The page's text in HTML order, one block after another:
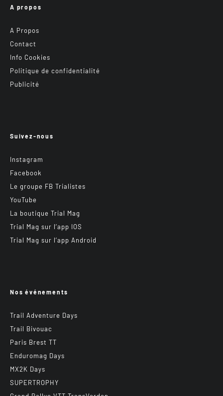
A propos
A Propos
Contact
Info Cookies
Politique de confidentialité
Publicité
Suivez-nous
Instagram
Facebook
Le groupe FB Trialistes
YouTube
La boutique Trial Mag
Trial Mag sur l’app IOS
Trial Mag sur l’app Android
Nos événements
Trail Adventure Days
Trail Bivouac
Paris Brest TT
Enduromag Days
MX2K Days
SUPERTROPHY